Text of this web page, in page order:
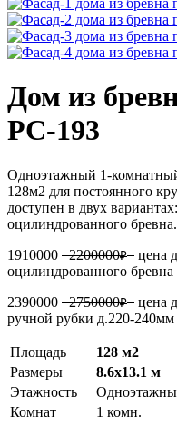
Дом из
РС-193
Одноэтажный 1-
128м2 для постоянного
доступен в двух
оцилиндрованного бревна.
1910000 2200000₽
цена
оцилиндрованного
2390000 2750000₽
цена
ручной рубки д.220-240мм
Площадь
128 м2
Размеры
8.6х13.1 м
Этажность
Комнат
1 комн.